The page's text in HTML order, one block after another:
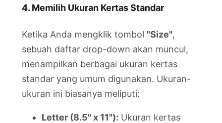
4. Memilih Ukuran Kertas Standar
Ketika Anda mengklik tombol "Size",
sebuah daftar drop-down akan muncul,
menampilkan berbagai ukuran kertas
standar yang umum digunakan. Ukuran-
ukuran ini biasanya meliputi:
Letter (8.5" x 11"): Ukuran kertas